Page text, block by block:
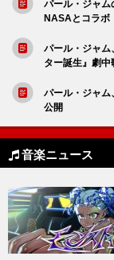
パール・ジャム
NASAとコラボ
パール・ジャム
ター誕生』劇中
パール・ジャ
公開
音楽ニュース